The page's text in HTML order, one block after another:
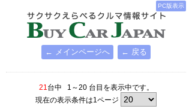
PC版表示
← メインページへ ← 戻る
21台中 1～20 台目を表示中です。
現在の表示条件は1ページ